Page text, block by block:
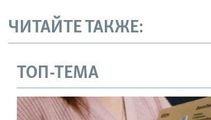
ЧИТАЙТЕ ТАКЖЕ:
ТОП-ТЕМА